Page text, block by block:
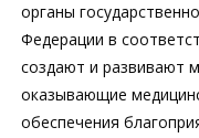
органы
Федерации в
создают и развивают
оказывающие
обеспечения